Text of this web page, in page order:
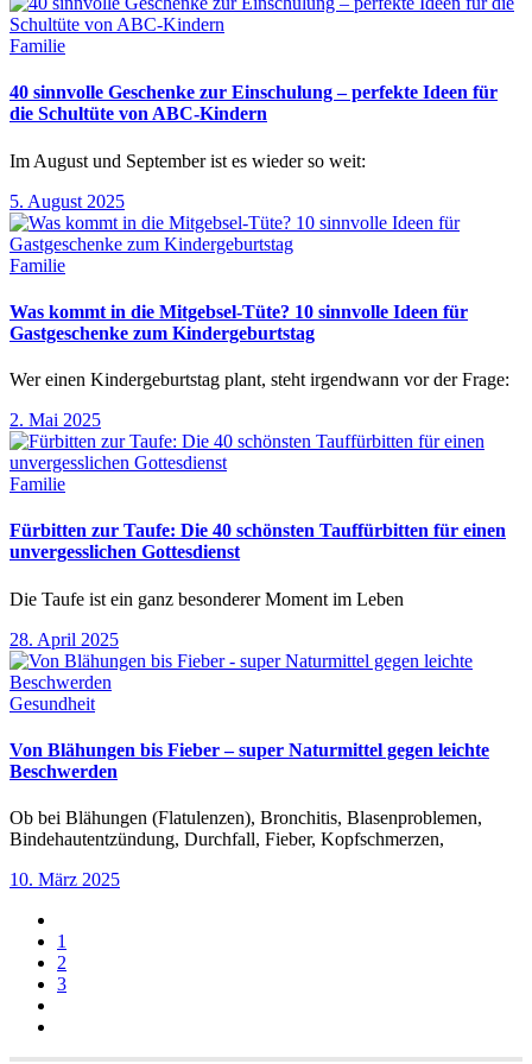
Familie
40 sinnvolle Geschenke zur Einschulung – perfekte Ideen für
die Schultüte von ABC-Kindern
Im August und September ist es wieder so weit:
5. August 2025
Familie
Was kommt in die Mitgebsel-Tüte? 10 sinnvolle Ideen für
Gastgeschenke zum Kindergeburtstag
Wer einen Kindergeburtstag plant, steht irgendwann vor der Frage:
2. Mai 2025
Familie
Fürbitten zur Taufe: Die 40 schönsten Tauffürbitten für einen
unvergesslichen Gottesdienst
Die Taufe ist ein ganz besonderer Moment im Leben
28. April 2025
Gesundheit
Von Blähungen bis Fieber – super Naturmittel gegen leichte
Beschwerden
Ob bei Blähungen (Flatulenzen), Bronchitis, Blasenproblemen,
Bindehautentzündung, Durchfall, Fieber, Kopfschmerzen,
10. März 2025
1
2
3